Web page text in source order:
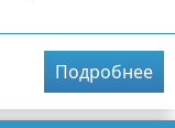
Подробнее